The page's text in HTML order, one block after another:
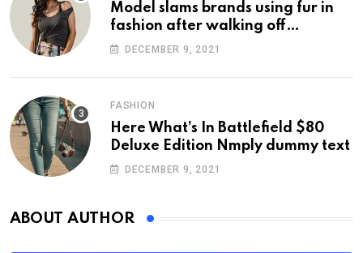
Model slams brands using fur in
fashion after walking off
photoshoot
DECEMBER 9, 2021
FASHION
Here What’s In Battlefield $80
Deluxe Edition Nmply dummy text
DECEMBER 9, 2021
ABOUT AUTHOR